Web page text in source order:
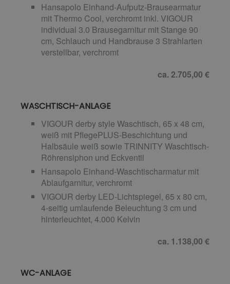
Hansapolo Einhand-Aufputz-Brausearmatur
mit Thermo Cool, verchromt inkl. VIGOUR
individual 3.0 Brausegarnitur mit Stange 90
cm, Schlauch und Handbrause 3 Strahlarten
verstellbar, verchromt
ca. 2.705,00 €
WASCHTISCH-ANLAGE
VIGOUR derby style Waschtisch, 65 x 48 cm,
weiß mit PflegePLUS-Beschichtung und
Halbsäule weiß sowie TRINNITY Waschtisch-
Röhrensiphon und Eckventil
Hansapolo Einhand-Waschtischarmatur mit
Ablaufgarnitur, verchromt
VIGOUR derby LED-Lichtspiegel, 65 x 80 cm,
4-seitig umlaufende Beleuchtung 3 cm und
hinterleuchtet, 4.000 Kelvin
ca. 1.138,00 €
WC-ANLAGE